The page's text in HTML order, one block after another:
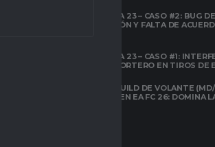
TEMPORADA 23 – CASO #2: BUG
DESCONEXIÓN Y FALTA DE
TEMPORADA 23 – CASO #1:
ILEGAL AL PORTERO EN TIROS DE
LA MEJOR BUILD DE VOLANTE
CARRILERO EN EA FC 26: DOMINA